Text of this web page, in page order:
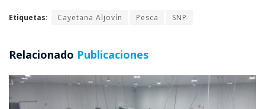
Etiquetas: Cayetana Aljovín Pesca SNP
Relacionado Publicaciones